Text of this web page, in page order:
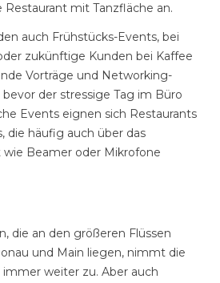
mit Tanzfläche an.
auch Frühstücks-Events, bei
zukünftige Kunden bei Kaffee
Vorträge und Networking-
der stressige Tag im Büro
Events eignen sich Restaurants
die häufig auch über das
Beamer oder Mikrofone
die an den größeren Flüssen
und Main liegen, nimmt die
weiter zu. Aber auch